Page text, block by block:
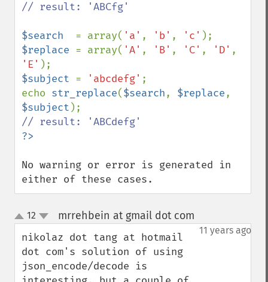
// result: 'ABCfg'
$search = array( 'a' , 'b' , 'c'
$replace = array( 'A' , 'B' , 'C' , 'D'
'E'
$subject = 'abcdefg' ;
echo str_replace($search, $replace
$subject
No warning or error is generated in
either of these cases.
up
down
12 mrrehbein at gmail dot com
11 years ago
nikolaz dot tang at hotmail
dot com's solution of using
json_encode/decode is